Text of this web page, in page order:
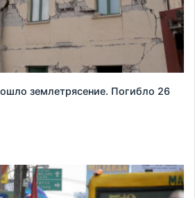
землетрясение. Погибло 26